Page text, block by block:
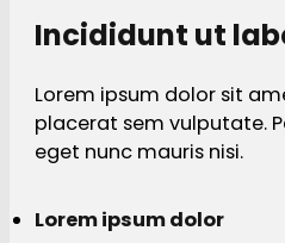
Incididunt ut
Lorem ipsum dolor sit
placerat sem vulputate.
eget nunc mauris nisi.
Lorem ipsum dolor